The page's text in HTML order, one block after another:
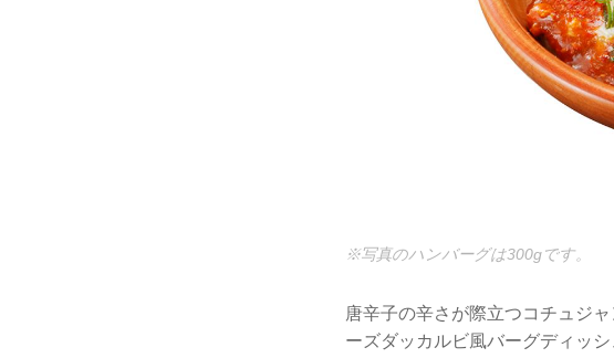
※写真のハンバーグは300gです。
唐辛子の辛さが際立つコチュジ
ーズダッカルビ風バーグディッ